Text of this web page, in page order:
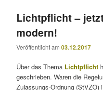
Lichtpflicht –
modern!
Veröffentlicht am03.12.2017
Über das Thema Lichtpflicht
geschrieben. Waren die
Zulassungs-Ordnung (StVZO)